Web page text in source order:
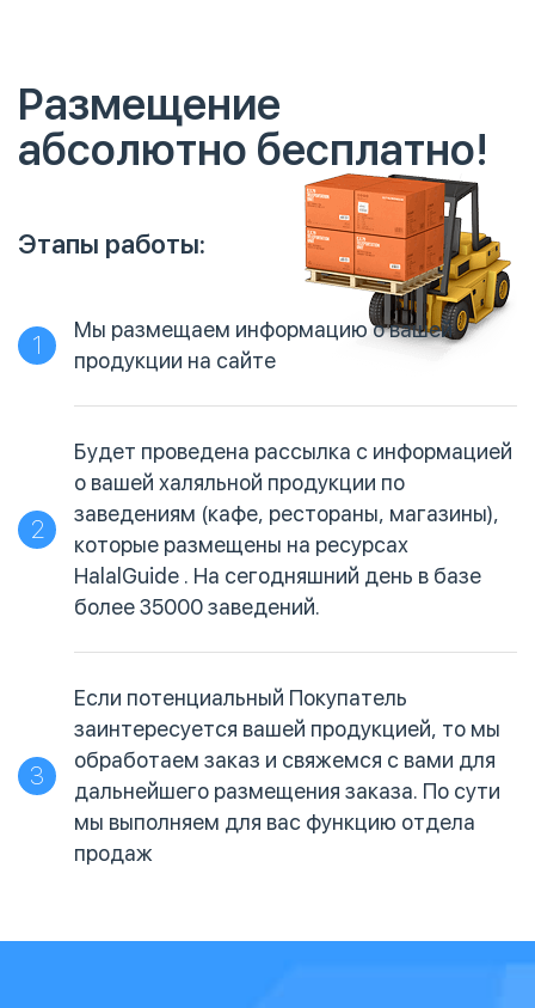
Размещение
абсолютно бесплатно!
Этапы работы:
1
Мы размещаем информацию о вашей
продукции на сайте
2
Будет проведена рассылка с информацией
о вашей халяльной продукции по
заведениям (кафе, рестораны, магазины),
которые размещены на ресурсах
HalalGuide . На сегодняшний день в базе
более 35000 заведений.
3
Если потенциальный Покупатель
заинтересуется вашей продукцией, то мы
обработаем заказ и свяжемся с вами для
дальнейшего размещения заказа. По сути
мы выполняем для вас функцию отдела
продаж